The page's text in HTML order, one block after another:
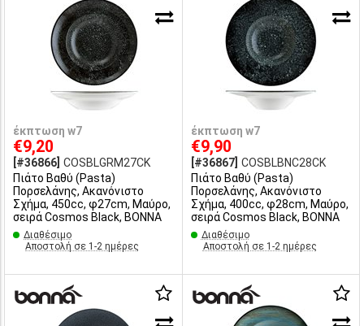
έκπτωση w7
€9,20
[#36866] COSBLGRM27CK
Πιάτο Βαθύ (Pasta)
Πορσελάνης, Ακανόνιστο
Σχήμα, 450cc, φ27cm, Μαύρο,
σειρά Cosmos Black, BONNA
Διαθέσιμο
Αποστολή σε 1-2 ημέρες
έκπτωση w7
€9,90
[#36867] COSBLBNC28CK
Πιάτο Βαθύ (Pasta)
Πορσελάνης, Ακανόνιστο
Σχήμα, 400cc, φ28cm, Μαύρο,
σειρά Cosmos Black, BONNA
Διαθέσιμο
Αποστολή σε 1-2 ημέρες